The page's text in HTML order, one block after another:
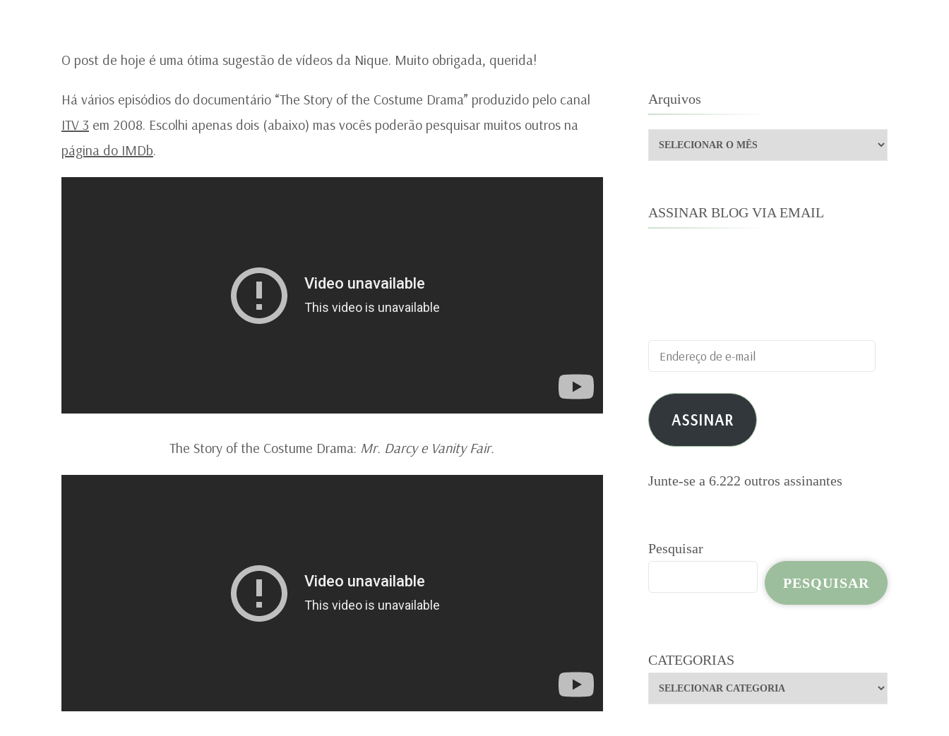
O post de hoje é uma ótima sugestão de vídeos da Nique. Muito obrigada, querida!
Há vários episódios do documentário “The Story of the Costume Drama” produzido pelo canal
ITV 3 em 2008. Escolhi apenas dois (abaixo) mas vocês poderão pesquisar muitos outros na
página do IMDb.
The Story of the Costume Drama: Mr. Darcy e Vanity Fair.
Arquivos
Arquivos
ASSINAR BLOG VIA EMAIL
Endereço
de
e-
mail ASSINAR
Junte-se a 6.222 outros assinantes
Pesquisar
PESQUISAR
CATEGORIAS